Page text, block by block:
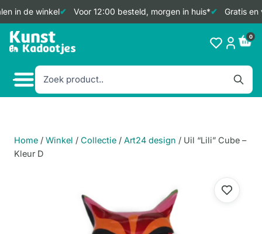
in de winkel Voor 12:00 besteld, morgen in huis* Gratis en
Doorgaan
naar
0
Home / Winkel / Collectie / Art24 design / Uil “Lili” Cube –
Kleur D